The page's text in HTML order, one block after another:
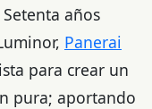
años
Panerai
para crear un
pura; aportando